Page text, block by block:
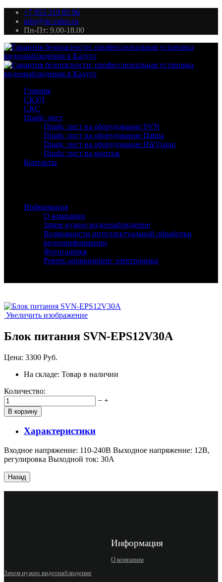
+7 953 319 85 96
info@sk-video.ru
Пн-Пт: 9.00-18.00
Главная
СКУД
СКС
Прайс лист
Прайс лист на оборудование SVN
Прайс лист на оборудование Dahua
Прайс лист на оборудование HikVision
Прайс лист на монтаж
Контакты
Информация
О компании
Зачем нужно видеонаблюдение
Возможности интеллектуальной обработки
видеоинформации
Фотогалерея
Реверс-инжиниринг электроники
Увеличить изображение
Блок питания SVN-EPS12V30A
Цена: 3300 Руб.
На складе: Товар в наличии
Количество:
− +
Характеристики
Входное напряжение: 110-240В Выходное напряжение: 12В,
регулировка Выходной ток: 30А
Информация
О компании
Зачем нужно видеонаблюдение